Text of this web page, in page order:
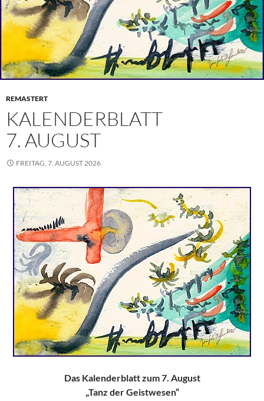
REMASTERT
KALENDERBLATT
7. AUGUST
FREITAG, 7. AUGUST 2026
Das Kalenderblatt zum 7. August
„Tanz der Geistwesen“